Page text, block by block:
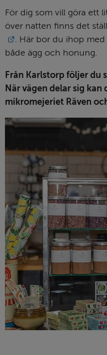
För dig som vill göra ett
över natten finns det
Länk till annan
. Här bor du ihop
både ägg och honung.
Från Karlstorp följer du
När vägen delar sig
mikromejeriet Räven